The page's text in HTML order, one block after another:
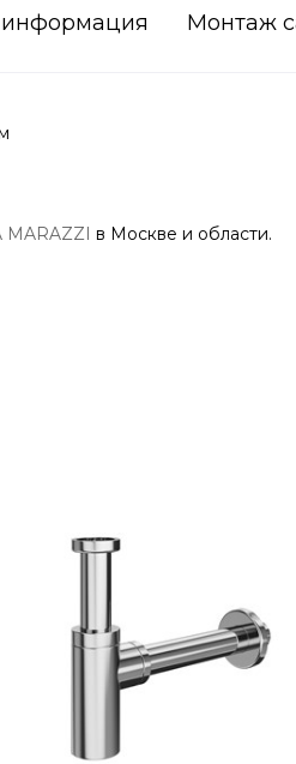
Монтаж
MARAZZI в Москве и области.